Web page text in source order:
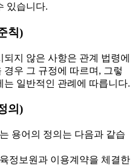
있습니다.
칙)
되지 않은 사항은 관계 법령에
경우 그 규정에 따르며, 그렇
는 일반적인 관례에 따릅니다.
의)
용어의 정의는 다음과 같습
정보원과 이용계약을 체결한